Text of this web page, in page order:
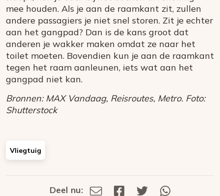
mee houden. Als je aan de raamkant zit, zullen
andere passagiers je niet snel storen. Zit je echter
aan het gangpad? Dan is de kans groot dat
anderen je wakker maken omdat ze naar het
toilet moeten. Bovendien kun je aan de raamkant
tegen het raam aanleunen, iets wat aan het
gangpad niet kan.
Bronnen: MAX Vandaag, Reisroutes, Metro. Foto:
Shutterstock
Vliegtuig
Deel nu: Deel Deel Deel